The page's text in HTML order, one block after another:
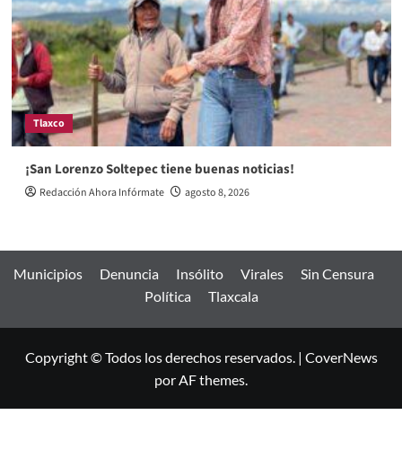
Tlaxco
¡San Lorenzo Soltepec tiene buenas noticias!
Redacción Ahora Infórmate agosto 8, 2026
Municipios Denuncia Insólito Virales
Sin Censura
Política
Tlaxcala
Copyright © Todos los derechos reservados. | CoverNews
por AF themes.